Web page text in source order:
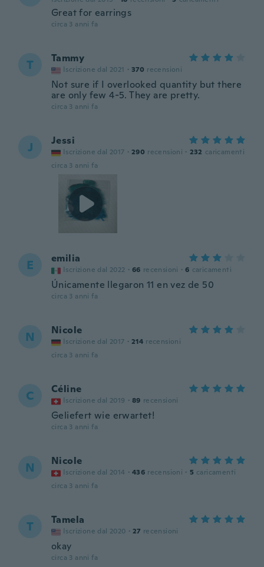
Great for earrings
circa 3 anni fa
T Tammy
Iscrizione dal 2021 · 370 recensioni
Not sure if I overlooked quantity but there
are only few 4-5. They are pretty.
circa 3 anni fa
J Jessi
Iscrizione dal 2017 · 290 recensioni · 232 caricamenti
circa 3 anni fa
E emilia
Iscrizione dal 2022 · 66 recensioni · 6 caricamenti
Únicamente llegaron 11 en vez de 50
circa 3 anni fa
N Nicole
Iscrizione dal 2017 · 214 recensioni
circa 3 anni fa
C Céline
Iscrizione dal 2019 · 89 recensioni
Geliefert wie erwartet!
circa 3 anni fa
N Nicole
Iscrizione dal 2014 · 436 recensioni · 5 caricamenti
circa 3 anni fa
T Tamela
Iscrizione dal 2020 · 27 recensioni
okay
circa 3 anni fa